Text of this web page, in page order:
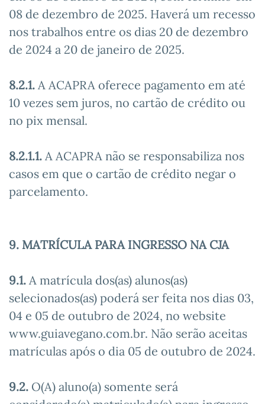
08 de dezembro de 2025. Haverá um recesso
nos trabalhos entre os dias 20 de dezembro
de 2024 a 20 de janeiro de 2025.
8.2.1. A ACAPRA oferece pagamento em até
10 vezes sem juros, no cartão de crédito ou
no pix mensal.
8.2.1.1. A ACAPRA não se responsabiliza nos
casos em que o cartão de crédito negar o
parcelamento.
9. MATRÍCULA PARA INGRESSO NA CJA
9.1. A matrícula dos(as) alunos(as)
selecionados(as) poderá ser feita nos dias 03,
04 e 05 de outubro de 2024, no website
www.guiavegano.com.br. Não serão aceitas
matrículas após o dia 05 de outubro de 2024.
9.2. O(A) aluno(a) somente será